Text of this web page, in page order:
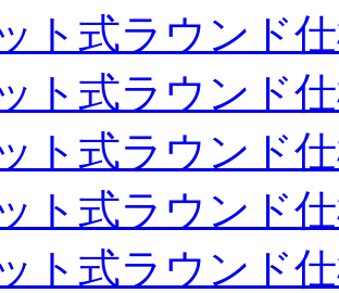
ト式ラウンド
ト式ラウンド
ト式ラウンド
ト式ラウンド
ト式ラウンド